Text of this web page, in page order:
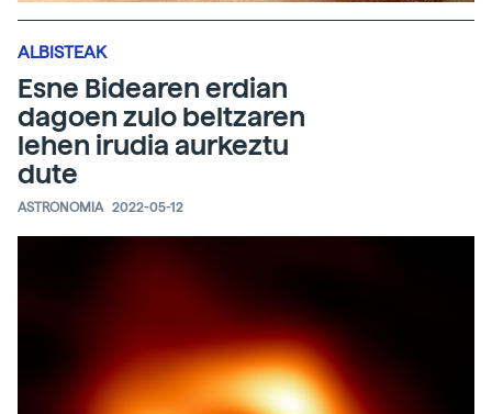
ALBISTEAK
Esne Bidearen erdian
dagoen zulo beltzaren
lehen irudia aurkeztu
dute
ASTRONOMIA 2022-05-12